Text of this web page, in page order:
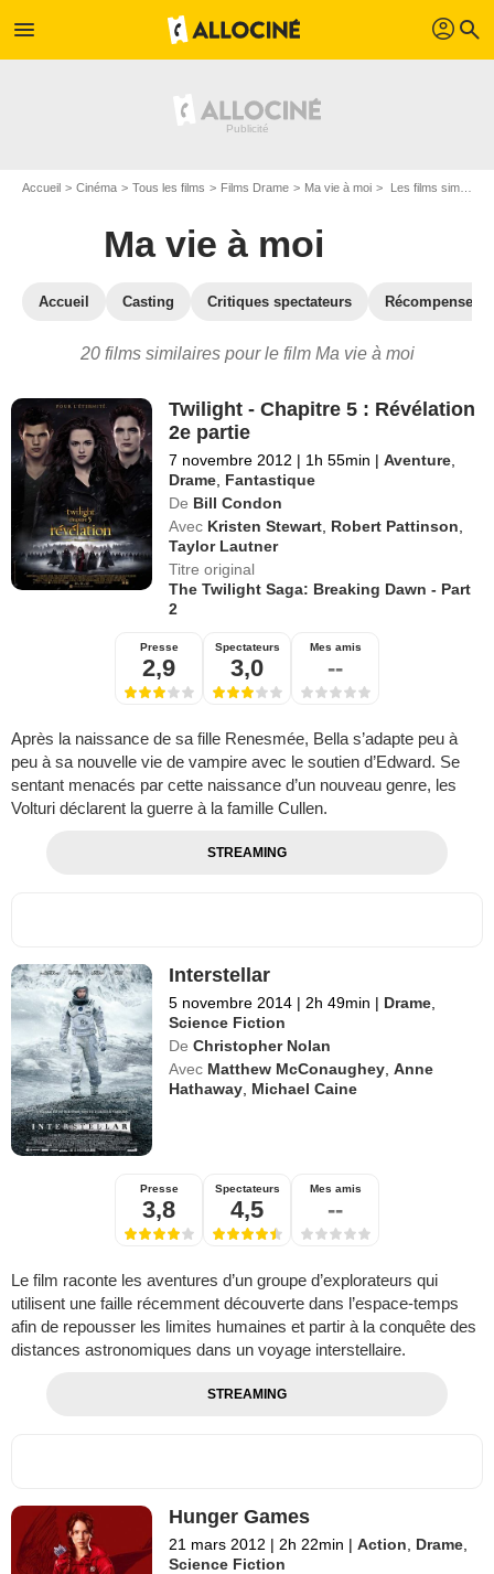
menu profil search
Accueil Cinéma Tous les films Films Drame Ma vie à moi Les films similaires à "Ma vie à moi"
Ma vie à moi
Accueil Casting Critiques spectateurs Récompenses
20 films similaires pour le film Ma vie à moi
Twilight - Chapitre 5 : Révélation
2e partie
7 novembre 2012 | 1h 55min | Aventure
Drame Fantastique
De Bill Condon
Avec Kristen Stewart Robert Pattinson
Taylor Lautner
Titre original
The Twilight Saga: Breaking Dawn - Part
2
Presse
2,9
Spectateurs
3,0
Mes amis
--
Après la naissance de sa fille Renesmée, Bella s’adapte peu à
peu à sa nouvelle vie de vampire avec le soutien d’Edward. Se
sentant menacés par cette naissance d’un nouveau genre, les
Volturi déclarent la guerre à la famille Cullen.
STREAMING
Interstellar
5 novembre 2014 | 2h 49min | Drame
Science Fiction
De Christopher Nolan
Avec Matthew McConaughey ,Anne
Hathaway Michael Caine
Presse
3,8
Spectateurs
4,5
Mes amis
--
Le film raconte les aventures d’un groupe d’explorateurs qui
utilisent une faille récemment découverte dans l’espace-temps
afin de repousser les limites humaines et partir à la conquête des
distances astronomiques dans un voyage interstellaire.
STREAMING
Hunger Games
21 mars 2012 | 2h 22min | Action Drame
Science Fiction